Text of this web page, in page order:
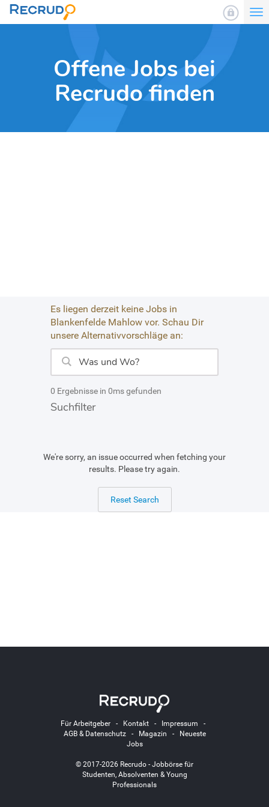
Offene Jobs bei
Recrudo finden
Es liegen derzeit keine Jobs in
Blankenfelde Mahlow vor. Schau Dir
unsere Alternativvorschläge an:
0 Ergebnisse in 0ms gefunden
Suchfilter
We're sorry, an issue occurred when fetching your
results. Please try again.
Reset Search
Für Arbeitgeber- Kontakt- Impressum -
AGB & Datenschutz- Magazin -
Neueste
Jobs
© 2017-2026 Recrudo - Jobbörse für
Studenten, Absolventen & Young
Professionals